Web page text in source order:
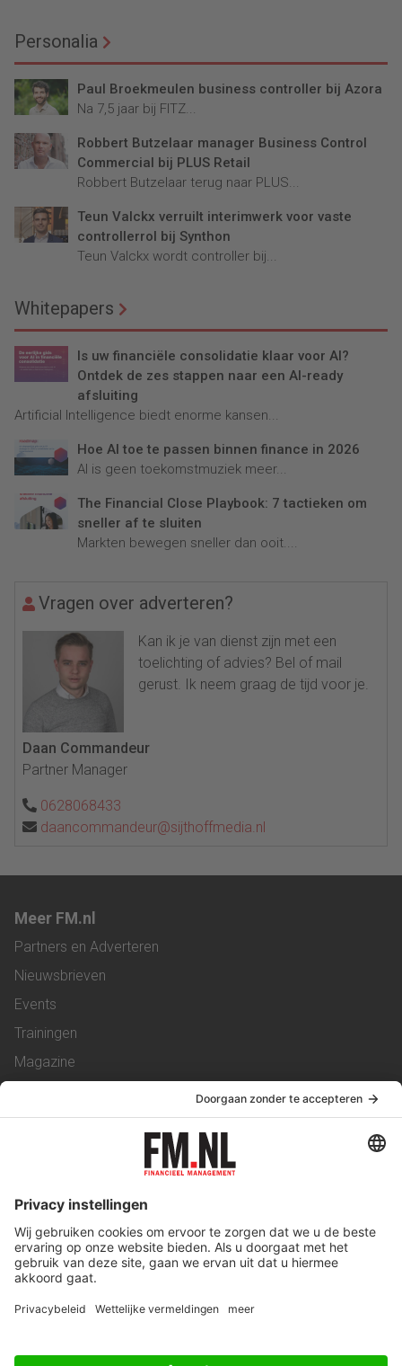
Personalia
Paul Broekmeulen business controller bij Azora
Na 7,5 jaar bij FITZ...
Robbert Butzelaar manager Business Control
Commercial bij PLUS Retail
Robbert Butzelaar terug naar PLUS...
Teun Valckx verruilt interimwerk voor vaste
controllerrol bij Synthon
Teun Valckx wordt controller bij...
Whitepapers
Is uw financiële consolidatie klaar voor AI?
Ontdek de zes stappen naar een AI-ready
afsluiting
Artificial Intelligence biedt enorme kansen...
Hoe AI toe te passen binnen finance in 2026
AI is geen toekomstmuziek meer...
The Financial Close Playbook: 7 tactieken om
sneller af te sluiten
Markten bewegen sneller dan ooit....
Vragen over adverteren?
Kan ik je van dienst zijn met een
toelichting of advies? Bel of mail
gerust. Ik neem graag de tijd voor je.
Daan Commandeur
Partner Manager
0628068433
daancommandeur@sijthoffmedia.nl
Meer FM.nl
Partners en Adverteren
Nieuwsbrieven
Events
Trainingen
Magazine
Service & Contact
Werken bij ons
Privacy Statement
Algemene Voorwaarden